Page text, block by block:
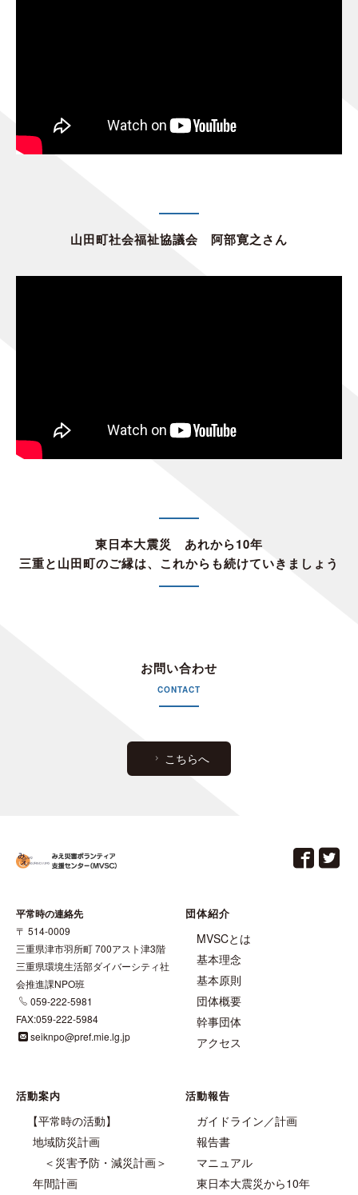
山田町社会福祉協議会 阿部寛之さん
東日本大震災 あれから10年
三重と山田町のご縁は、これからも続けていきましょう
お問い合わせ
CONTACT
こちらへ
平常時の連絡先
〒 514-0009
三重県津市羽所町 700アスト津3階
三重県環境生活部ダイバーシティ社
会推進課NPO班
059-222-5981
FAX:059-222-5984
seiknpo@pref.mie.lg.jp
団体紹介
MVSCとは
基本理念
基本原則
団体概要
幹事団体
アクセス
活動案内
【平常時の活動】
地域防災計画
＜災害予防・減災計画＞
年間計画
活動報告
ガイドライン／計画
報告書
マニュアル
東日本大震災から10年